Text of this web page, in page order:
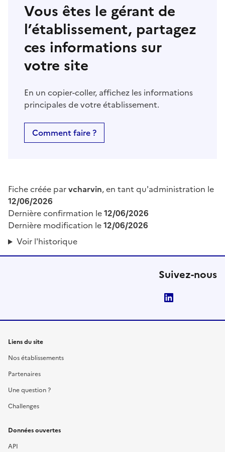
Vous êtes le gérant de
l’établissement, partagez
ces informations sur
votre site
En un copier-coller, affichez les informations
principales de votre établissement.
Comment faire ?
Fiche créée parvcharvin, en tant qu'administration le
12/06/2026
Dernière confirmation le12/06/2026
Dernière modification le12/06/2026
Voir l'historique
Suivez-nous
Liens du site
Nos établissements
Partenaires
Une question ?
Challenges
Données ouvertes
API